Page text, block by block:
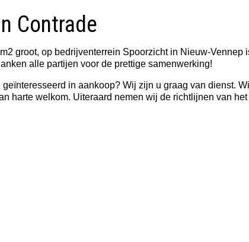
Contrade
groot, op bedrijventerrein Spoorzicht in Nieuw-Vennep
alle partijen voor de prettige samenwerking!
in aankoop? Wij zijn u graag van dienst.
harte welkom. Uiteraard nemen wij de richtlijnen van